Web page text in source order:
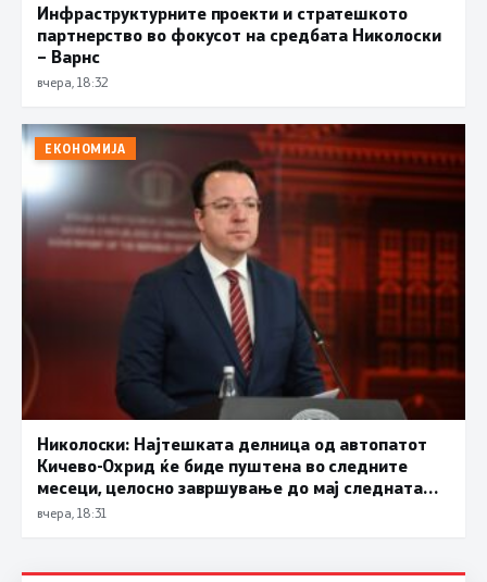
Инфраструктурните проекти и стратешкото
партнерство во фокусот на средбата Николоски
– Варнс
вчера, 18:32
ЕКОНОМИЈА
Николоски: Најтешката делница од автопатот
Кичево-Охрид ќе биде пуштена во следните
месеци, целосно завршување до мај следната
година
вчера, 18:31